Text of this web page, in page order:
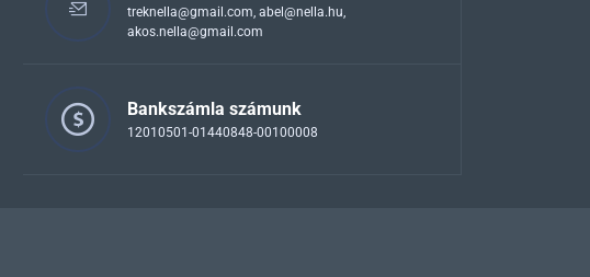
treknella@gmail.com, abel@nella.hu,
akos.nella@gmail.com
Bankszámla számunk
12010501-01440848-00100008